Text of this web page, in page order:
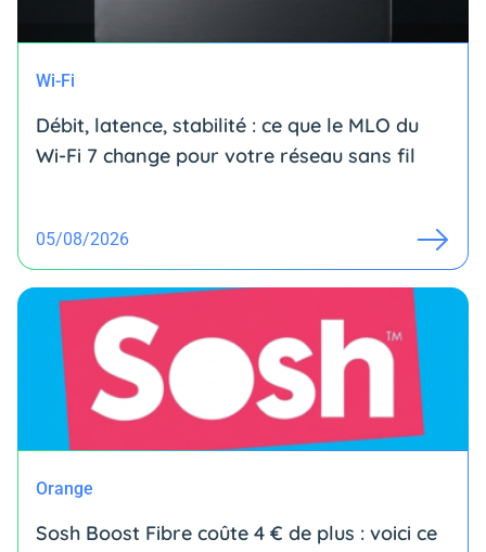
Wi-Fi
Débit, latence, stabilité : ce que le MLO du
Wi-Fi 7 change pour votre réseau sans fil
05/08/2026
Orange
Sosh Boost Fibre coûte 4 € de plus : voici ce